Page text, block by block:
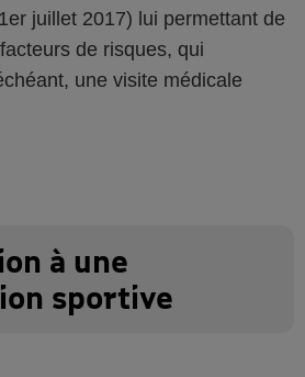
juillet 2017) lui permettant de
de risques, qui
une visite médicale
à une
sportive